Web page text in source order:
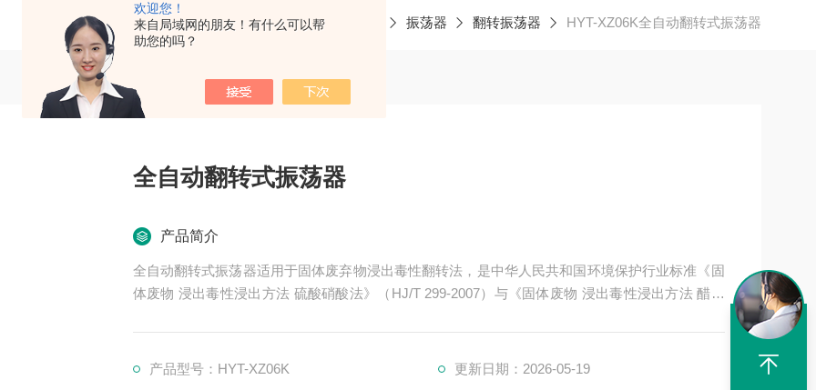
欢迎您！
来自局域网的朋友！有什么可以帮
助您的吗？
当前位置：首页 振荡器 翻转振荡器 HYT-XZ06K全自动翻转式振荡器
全自动翻转式振荡器
产品简介
全自动翻转式振荡器适用于固体废弃物浸出毒性翻转法，是中华人民共和国环境保护行业标准《固
体废物 浸出毒性浸出方法 硫酸硝酸法》（HJ/T 299-2007）与《固体废物 浸出毒性浸出方法 醋酸
产品型号：HYT-XZ06K 更新日期：2026-05-19